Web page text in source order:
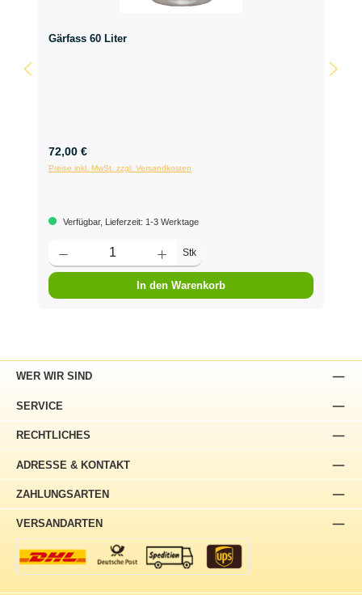
Gärfass 60 Liter
72,00 €
Preise inkl. MwSt. zzgl. Versandkosten
Verfügbar, Lieferzeit: 1-3 Werktage
Stk
In den Warenkorb
ADRESSE & KONTAKT
WER WIR SIND
SERVICE
RECHTLICHES
ZAHLUNGSARTEN
VERSANDARTEN